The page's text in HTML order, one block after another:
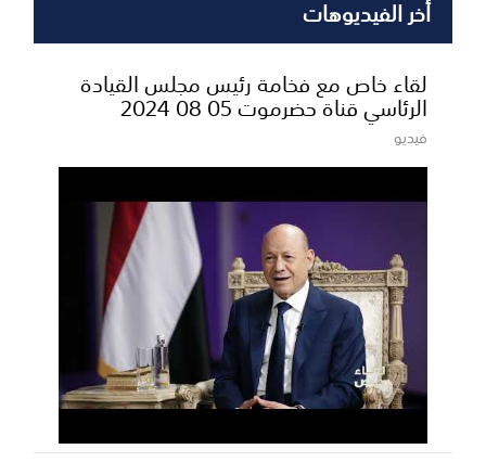
أخر الفيديوهات
لقاء خاص مع فخامة رئيس مجلس القيادة
الرئاسي قناة حضرموت 05 08 2024
فيديو